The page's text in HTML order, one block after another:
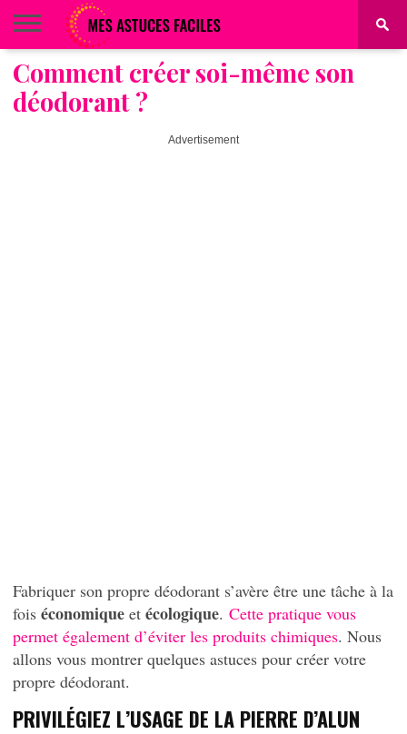
BEAUTÉ
COIFFURE
ALIMENTATION
MAQUILLAGE
MAISON
Comment créer soi-même son
déodorant ?
Advertisement
Fabriquer son propre déodorant s’avère être une tâche à la
fois économique et écologique. Cette pratique vous
permet également d’éviter les produits chimiques. Nous
allons vous montrer quelques astuces pour créer votre
propre déodorant.
PRIVILÉGIEZ L’USAGE DE LA PIERRE D’ALUN